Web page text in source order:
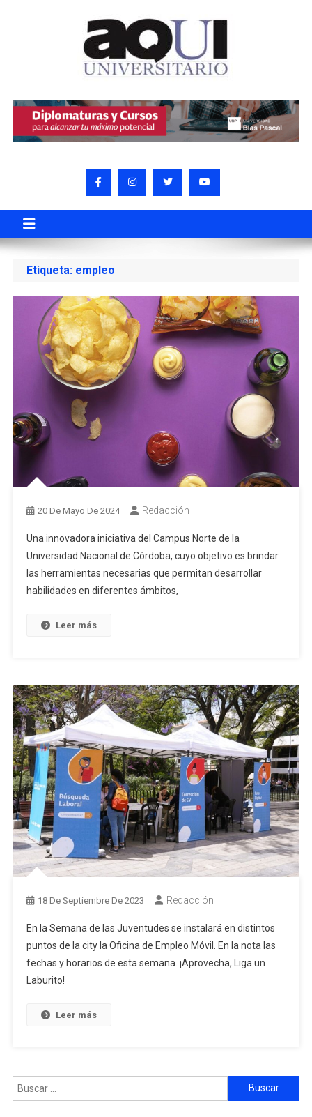
Etiqueta: empleo
20 De Mayo De 2024 Redacción
Una innovadora iniciativa del Campus Norte de la
Universidad Nacional de Córdoba, cuyo objetivo es brindar
las herramientas necesarias que permitan desarrollar
habilidades en diferentes ámbitos,
Leer más
18 De Septiembre De 2023 Redacción
En la Semana de las Juventudes se instalará en distintos
puntos de la city la Oficina de Empleo Móvil. En la nota las
fechas y horarios de esta semana. ¡Aprovecha, Liga un
Laburito!
Leer más